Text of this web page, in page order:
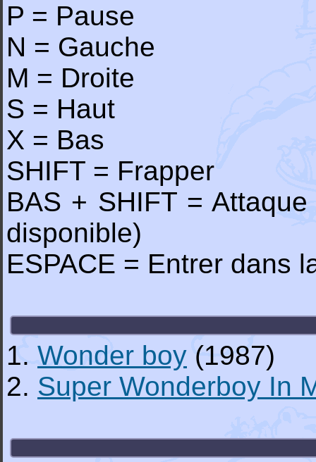
P = Pause
N = Gauche
M = Droite
S = Haut
X = Bas
SHIFT = Frapper
BAS + SHIFT =
disponible)
ESPACE = Entrer dans
1. Wonder boy (1987)
2. Super Wonderboy In